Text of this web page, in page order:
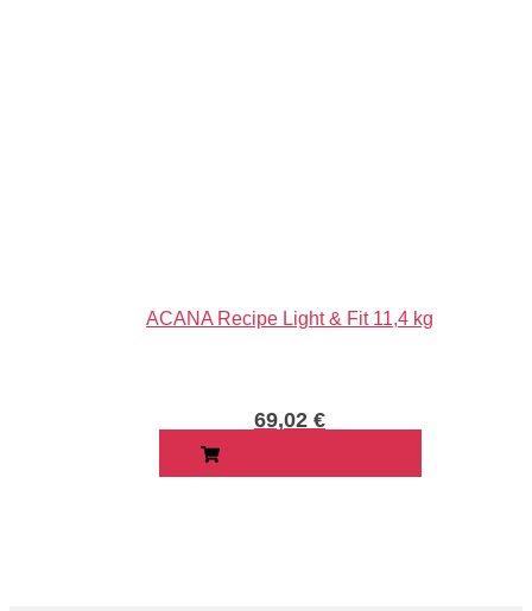
ACANA Recipe Light & Fit 11,4 kg
69,02 €
PRIDAŤ DO KOŠÍKA